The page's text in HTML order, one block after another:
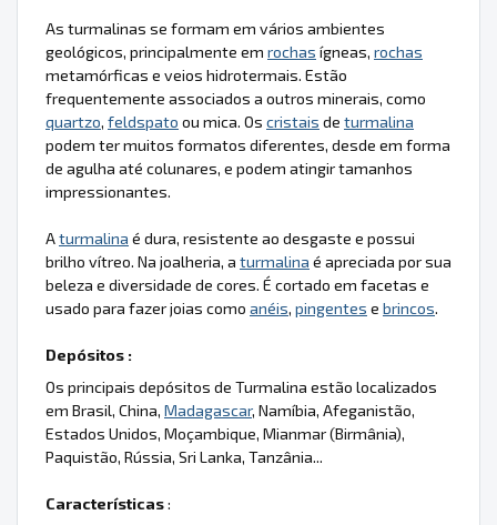
As turmalinas se formam em vários ambientes
geológicos, principalmente em rochas ígneas, rochas
metamórficas e veios hidrotermais. Estão
frequentemente associados a outros minerais, como
quartzo, feldspato ou mica. Os cristais de turmalina
podem ter muitos formatos diferentes, desde em forma
de agulha até colunares, e podem atingir tamanhos
impressionantes.
Aturmalina é dura, resistente ao desgaste e possui
brilho vítreo. Na joalheria, a turmalina é apreciada por sua
beleza e diversidade de cores. É cortado em facetas e
usado para fazer joias como anéis, pingentes e brincos.
Depósitos :
Os principais depósitos de Turmalina estão localizados
em Brasil, China, Madagascar, Namíbia, Afeganistão,
Estados Unidos, Moçambique, Mianmar (Birmânia),
Paquistão, Rússia, Sri Lanka, Tanzânia...
Características: